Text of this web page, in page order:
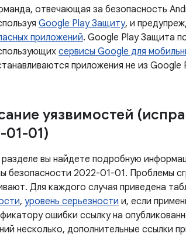
отвечающая за безопасность
Google Play Защиту, и
приложений. Google Play Защита
сервисы Google для
приложения не из Google
уязвимостей
01-01)
вы найдете подробную
безопасности 2022-01-01. Проблемы
Для каждого случая приведена
, уровень серьезности и, если
ошибки ссылку на
несколько, дополнительные ссылки